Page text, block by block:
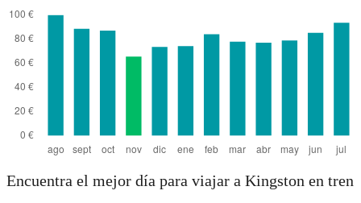
Encuentra el mejor día para viajar a Kingston en tren